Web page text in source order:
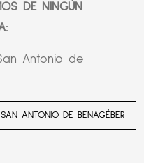
DE NINGÚN
Antonio de
ANTONIO DE BENAGÉBER